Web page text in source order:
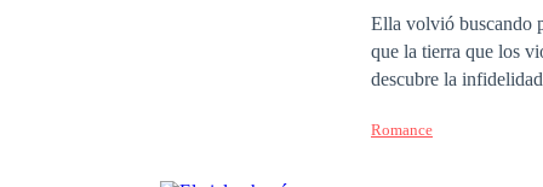
Ella volvió buscando
que la tierra que los vio
descubre la
dolor y de sí misma,
Romance